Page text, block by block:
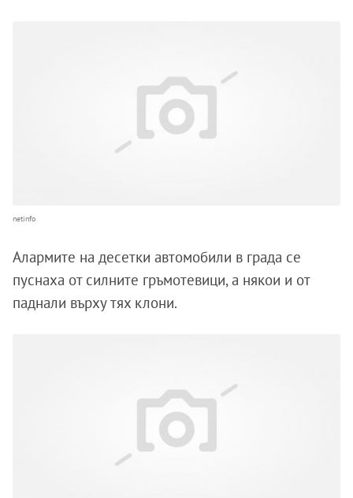
netinfo
Алармите на десетки автомобили в града се
пуснаха от силните гръмотевици, а някои и от
паднали върху тях клони.